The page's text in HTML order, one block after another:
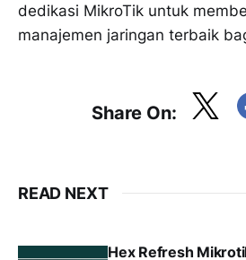
dedikasi MikroTik untuk
manajemen jaringan terbaik
Share On:
READ NEXT
Hex Refresh